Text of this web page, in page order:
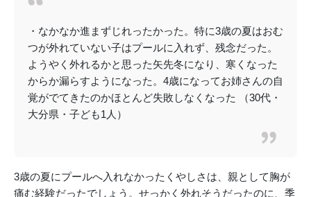
・なかなか進まずじれったかった。特に3歳の夏はおむ
つが外れていない子はプールに入れず、残念だった。
ようやく外れるかと思った矢先冬になり、寒くなった
からか漏らすようになった。4歳になってお姉さんの自
覚がでてきたのかほとんど失敗しなくなった （30代・
大分県・子ども1人）
3歳の夏にプールへ入れなかったくやしさは、親として胸が
痛む経験だったでしょう。せっかく外れそうだったのに、季